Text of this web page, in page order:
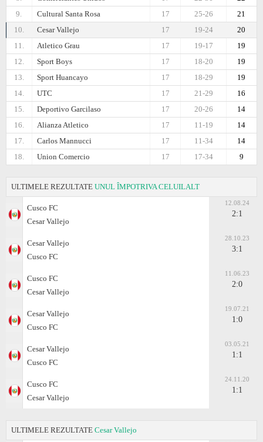
9.
Cultural Santa Rosa 21
25-26
17
10.
Cesar Vallejo 20
19-24
17
11.
Atletico Grau 19
19-17
17
12.
Sport Boys 19
18-20
17
13.
Sport Huancayo 19
18-29
17
14.
UTC 16
21-29
17
15.
Deportivo Garcilaso 14
20-26
17
16.
Alianza Atletico 14
11-19
17
17.
Carlos Mannucci 14
11-34
17
18.
Union Comercio 9
17-34
17
ULTIMELE REZULTATE UNUL ÎMPOTRIVA CELUILALT
Cusco FC
Cesar Vallejo
12.08.24
2:1
Cesar Vallejo
Cusco FC
28.10.23
3:1
Cusco FC
Cesar Vallejo
11.06.23
2:0
Cesar Vallejo
Cusco FC
19.07.21
1:0
Cesar Vallejo
Cusco FC
03.05.21
1:1
Cusco FC
Cesar Vallejo
24.11.20
1:1
ULTIMELE REZULTATE Cesar Vallejo